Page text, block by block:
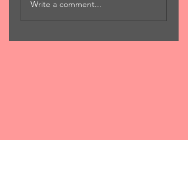
μάνα"
Write a comment...